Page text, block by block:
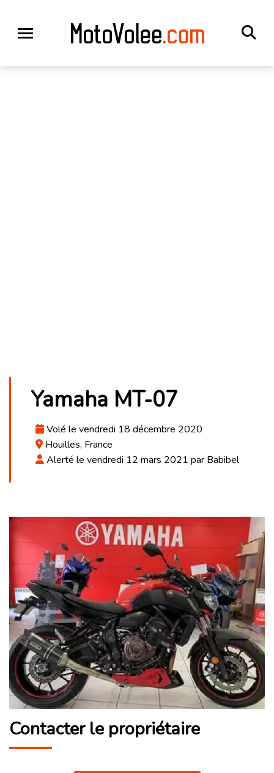
Yamaha MT-07
Volé le vendredi 18 décembre 2020
Houilles, France
Alerté le vendredi 12 mars 2021 par Babibel
Contacter le propriétaire